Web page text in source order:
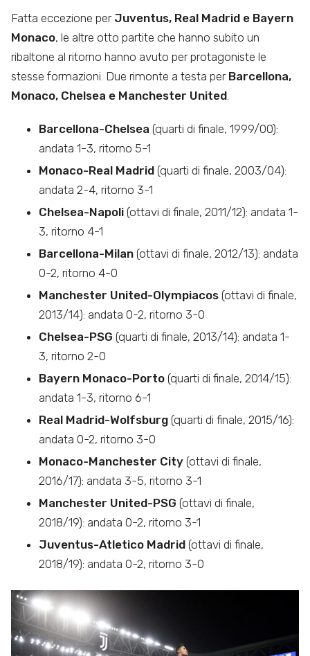
Fatta eccezione per Juventus, Real Madrid e Bayern
Monaco, le altre otto partite che hanno subito un
ribaltone al ritorno hanno avuto per protagoniste le
stesse formazioni. Due rimonte a testa per Barcellona,
Monaco, Chelsea e Manchester United
Barcellona-Chelsea (quarti di finale, 1999/00):
andata 1-3, ritorno 5-1
Monaco-Real Madrid (quarti di finale, 2003/04):
andata 2-4, ritorno 3-1
Chelsea-Napoli (ottavi di finale, 2011/12): andata 1-
3, ritorno 4-1
Barcellona-Milan (ottavi di finale, 2012/13): andata
0-2, ritorno 4-0
Manchester United-Olympiacos (ottavi di finale,
2013/14): andata 0-2, ritorno 3-0
Chelsea-PSG (quarti di finale, 2013/14): andata 1-
3, ritorno 2-0
Bayern Monaco-Porto (quarti di finale, 2014/15):
andata 1-3, ritorno 6-1
Real Madrid-Wolfsburg (quarti di finale, 2015/16):
andata 0-2, ritorno 3-0
Monaco-Manchester City (ottavi di finale,
2016/17): andata 3-5, ritorno 3-1
Manchester United-PSG (ottavi di finale,
2018/19): andata 0-2, ritorno 3-1
Juventus-Atletico Madrid (ottavi di finale,
2018/19): andata 0-2, ritorno 3-0